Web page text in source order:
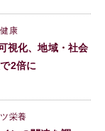
康
視化、地域・社会
2倍に
栄養